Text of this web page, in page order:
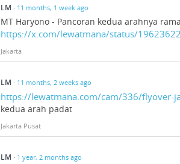
LM · 11 months, 1 week ago
MT Haryono - Pancoran kedua arahnya
https://x.com/lewatmana/status/
Jakarta
LM · 11 months, 2 weeks ago
https://lewatmana.com/cam/336/flyover-
kedua arah padat
Jakarta Pusat
LM · 1 year, 2 months ago